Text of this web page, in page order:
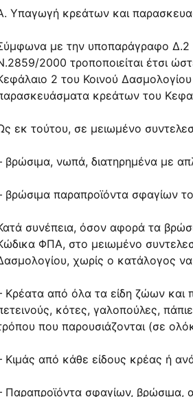
Υπαγωγή κρεάτων και
με την υποπαράγραφο Δ.2
2000 τροποποιείται έτσι
2 του Κοινού
κρεάτων του
εκ τούτου, σε μειωμένο
βρώσιμα, νωπά, διατηρημένα με
βρώσιμα παραπροϊόντα σφαγίων
συνέπεια, όσον αφορά τα
ΦΠΑ, στο μειωμένο
χωρίς ο κατάλογος να
Κρέατα από όλα τα είδη ζώων και
κότες, γαλοπούλες,
που παρουσιάζονται (σε
Κιμάς από κάθε είδους κρέας ή
Παραπροϊόντα σφαγίων, βρώσιμα,